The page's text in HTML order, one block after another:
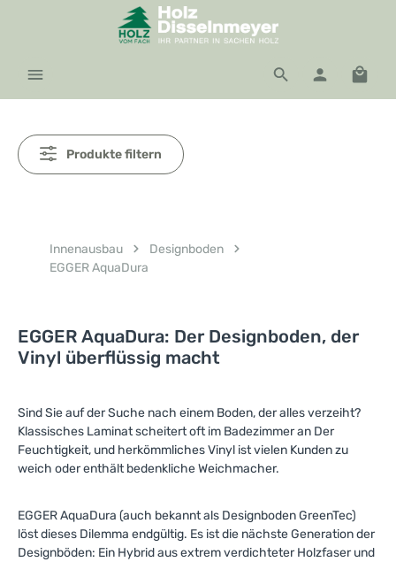
Zum Hauptinhalt springen
Produkte filtern
Innenausbau
Designboden
EGGER AquaDura
EGGER AquaDura: Der Designboden, der
Vinyl überflüssig macht
Sind Sie auf der Suche nach einem Boden, der alles verzeiht?
Klassisches Laminat scheitert oft im Badezimmer an Der
Feuchtigkeit, und herkömmliches Vinyl ist vielen Kunden zu
weich oder enthält bedenkliche Weichmacher.
EGGER AquaDura (auch bekannt als Designboden GreenTec)
löst dieses Dilemma endgültig. Es ist die nächsteGeneration der
Designböden: Ein Hybrid aus extrem verdichteter Holzfaser und